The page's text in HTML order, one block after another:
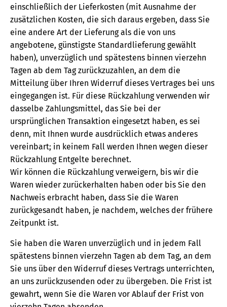
einschließlich der Lieferkosten (mit Ausnahme der
zusätzlichen Kosten, die sich daraus ergeben, dass Sie
eine andere Art der Lieferung als die von uns
angebotene, günstigste Standardlieferung gewählt
haben), unverzüglich und spätestens binnen vierzehn
Tagen ab dem Tag zurückzuzahlen, an dem die
Mitteilung über Ihren Widerruf dieses Vertrages bei uns
eingegangen ist. Für diese Rückzahlung verwenden wir
dasselbe Zahlungsmittel, das Sie bei der
ursprünglichen Transaktion eingesetzt haben, es sei
denn, mit Ihnen wurde ausdrücklich etwas anderes
vereinbart; in keinem Fall werden Ihnen wegen dieser
Rückzahlung Entgelte berechnet.
Wir können die Rückzahlung verweigern, bis wir die
Waren wieder zurückerhalten haben oder bis Sie den
Nachweis erbracht haben, dass Sie die Waren
zurückgesandt haben, je nachdem, welches der frühere
Zeitpunkt ist.
Sie haben die Waren unverzüglich und in jedem Fall
spätestens binnen vierzehn Tagen ab dem Tag, an dem
Sie uns über den Widerruf dieses Vertrags unterrichten,
an uns zurückzusenden oder zu übergeben. Die Frist ist
gewahrt, wenn Sie die Waren vor Ablauf der Frist von